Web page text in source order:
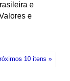
e
e
10 itens »